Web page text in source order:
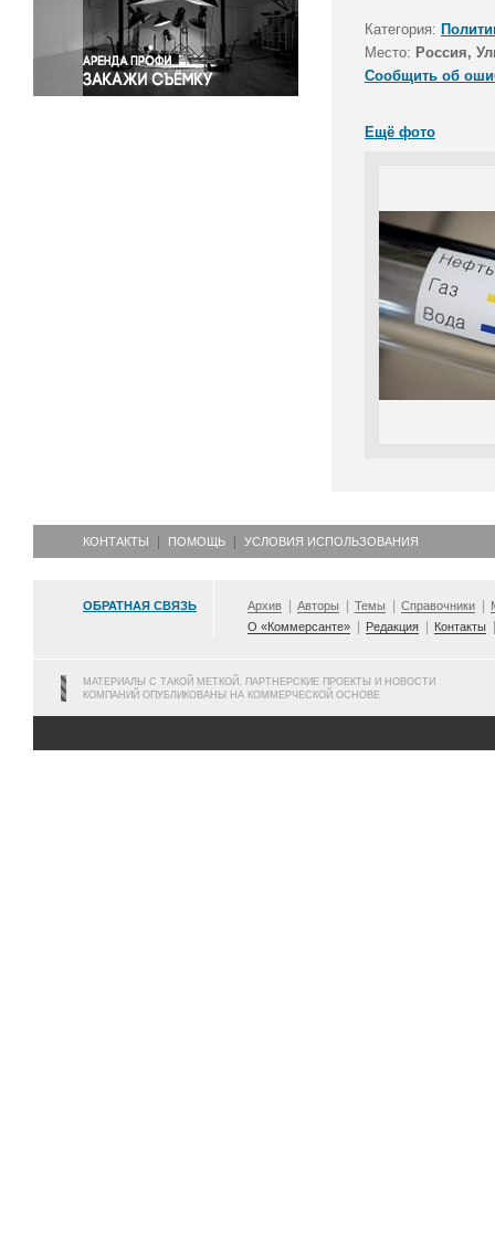
Экология
Экономика и бизнес
Категория:
Место: Россия,
Сообщить об
Ещё фото
КОНТАКТЫ ПОМОЩЬ УСЛОВИЯ ИСПОЛЬЗОВАНИЯ
ОБРАТНАЯ СВЯЗЬ Архив Авторы Темы Справочники
О «Коммерсанте»
Редакция Контакты
МАТЕРИАЛЫ С ТАКОЙ МЕТКОЙ, ПАРТНЕРСКИЕ ПРОЕКТЫ И НОВОСТИ
КОМПАНИЙ ОПУБЛИКОВАНЫ НА КОММЕРЧЕСКОЙ ОСНОВЕ